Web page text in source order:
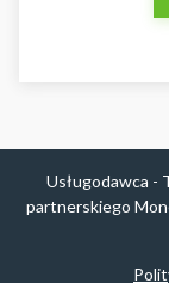
Usługodawca -
partnerskiego